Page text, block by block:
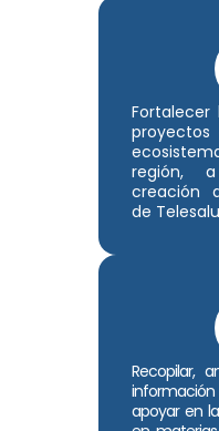
proyectos
región,
creación
de
Recopilar,
apoyar en